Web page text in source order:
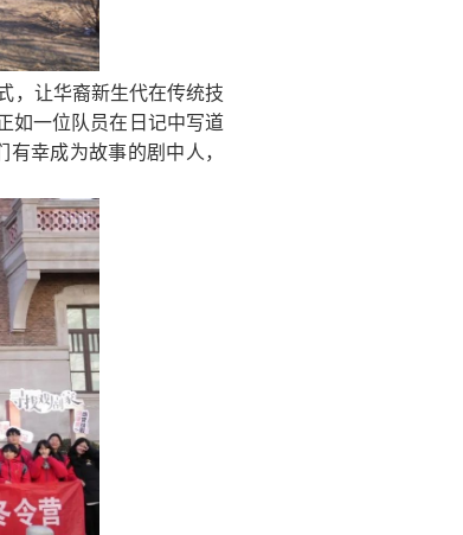
，让华裔新生代在传统技
如一位队员在日记中写道
幸成为故事的剧中人，